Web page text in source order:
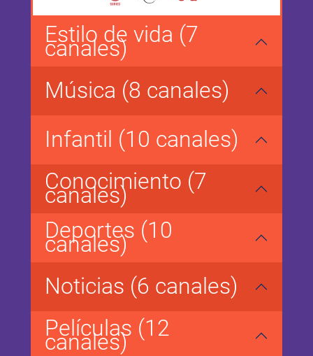
Estilo de vida (7
canales)
Música (8 canales)
Infantil (10 canales)
Conocimiento (7
canales)
Deportes (10
canales)
Noticias (6 canales)
Películas (12
canales)